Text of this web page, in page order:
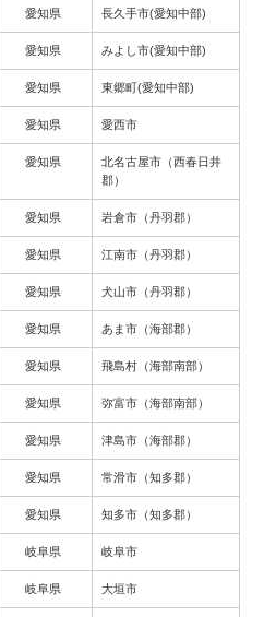
愛知県 長久手市(愛知中部)
愛知県 みよし市(愛知中部)
愛知県 東郷町(愛知中部)
愛知県 愛西市
愛知県
北名古屋市（西春日井
郡）
愛知県 岩倉市（丹羽郡）
愛知県 江南市（丹羽郡）
愛知県 犬山市（丹羽郡）
愛知県 あま市（海部郡）
愛知県 飛島村（海部南部）
愛知県 弥富市（海部南部）
愛知県 津島市（海部郡）
愛知県 常滑市（知多郡）
愛知県 知多市（知多郡）
岐阜県 岐阜市
岐阜県 大垣市